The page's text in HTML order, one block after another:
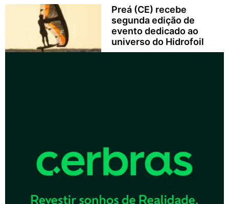
Preá (CE) recebe
segunda edição de
evento dedicado ao
universo do Hidrofoil